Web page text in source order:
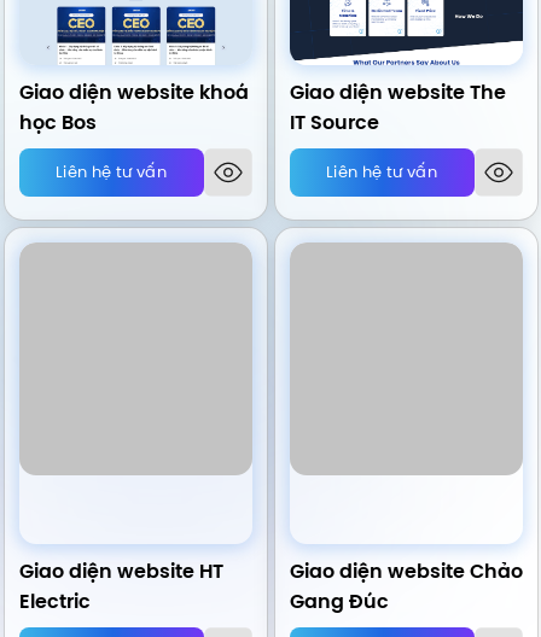
Giao diện website khoá
học Bos
Liên hệ tư vấn
Giao diện website The
IT Source
Liên hệ tư vấn
Giao diện website HT
Electric
Giao diện website Chảo
Gang Đúc